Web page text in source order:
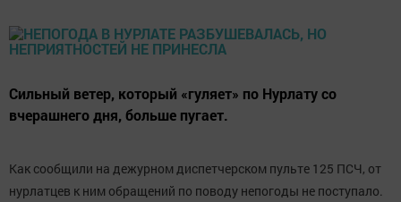
Сильный ветер, который «гуляет» по Нурлату со
вчерашнего дня, больше пугает.
Как сообщили на дежурном диспетчерском пульте 125 ПСЧ, от
нурлатцев к ним обращений по поводу непогоды не поступало.